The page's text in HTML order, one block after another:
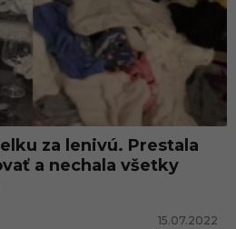
za lenivú. Prestala
a nechala všetky
15.07.2022